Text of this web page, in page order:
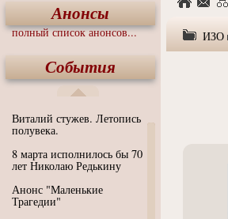
Анонсы
полный список анонсов...
События
Виталий стужев. Летопись
полувека.
8 марта исполнилось бы 70
лет Николаю Редькину
Анонс "Маленькие
Трагедии"
ИЗО